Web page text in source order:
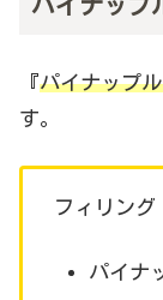
パイナップ
『パイナップ
す。
フィリング
パイナ